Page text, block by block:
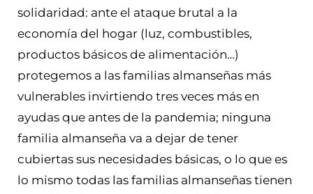
solidaridad: ante el ataque brutal a la
economía del hogar (luz, combustibles,
productos básicos de alimentación…)
protegemos a las familias almanseñas más
vulnerables invirtiendo tres veces más en
ayudas que antes de la pandemia; ninguna
familia almanseña va a dejar de tener
cubiertas sus necesidades básicas, o lo que es
lo mismo todas las familias almanseñas tienen